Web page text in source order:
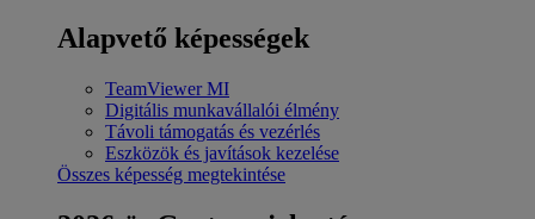
Alapvető képességek
TeamViewer MI
Digitális munkavállalói élmény
Távoli támogatás és vezérlés
Eszközök és javítások kezelése
Összes képesség megtekintése